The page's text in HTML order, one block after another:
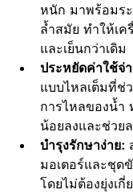
หนัก มาพร้อมร
ล้ำสมัย ทำให้เค
และเย็นกว่าเดิม
ประหยัดค่าใช้จ่
แบบไหลเต็มที่ช่
การไหลของน้ำ
น้อยลงและช่วย
บำรุงรักษาง่าย:
มอเตอร์และชุด
โดยไม่ต้องยุ่งเ